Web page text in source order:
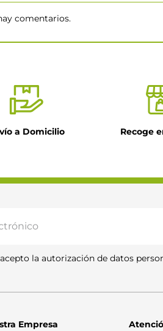
comentario
comentarios.
a Domicilio Recoge
la autorización de datos
Empresa